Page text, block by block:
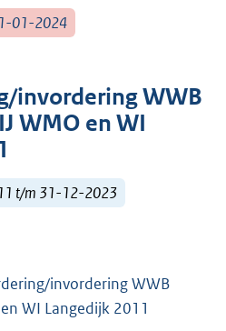
01-2024
invordering WWB
WMO en WI
t/m 31-12-2023
invordering WWB
WI Langedijk 2011